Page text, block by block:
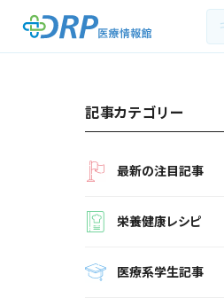
記事カテゴリー
最新の注目記事
栄養健康レシピ
医療系学生記事